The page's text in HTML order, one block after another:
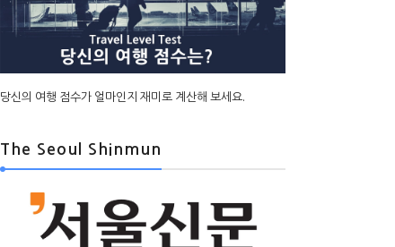
당신의 여행 점수가 얼마인지 재미로 계산해 보세요.
The Seoul Shinmun